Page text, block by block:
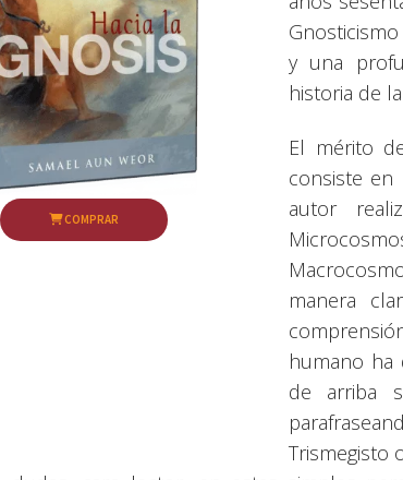
COMPRAR
y una
historia de
El mérito
consiste en
autor
manera
humano ha
de arriba
Trismegisto